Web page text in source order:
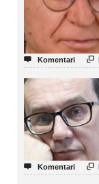
 Komentari 
 Komentari 